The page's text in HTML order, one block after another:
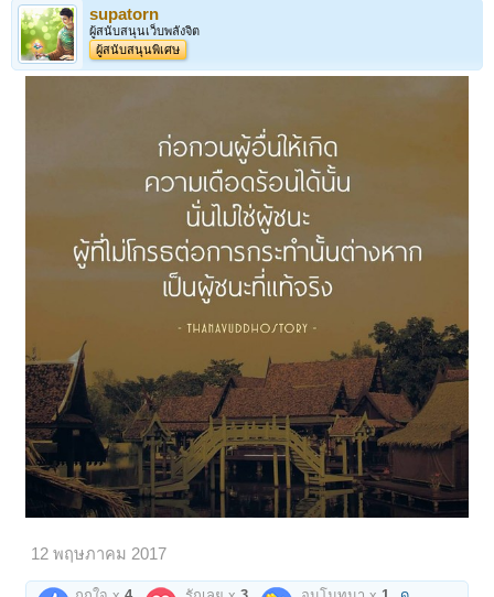
supatorn
ผู้สนับสนุนเว็บพลังจิต
ผู้สนับสนุนพิเศษ
12 พฤษภาคม 2017